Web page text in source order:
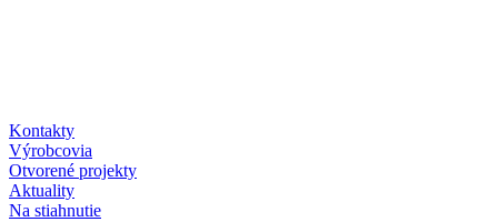
Kontakty
Výrobcovia
Otvorené projekty
Aktuality
Na stiahnutie